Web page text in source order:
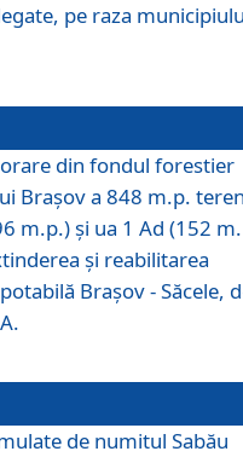
pe raza
din fondul forestier
Braşov a 848 m.p.
m.p.) şi ua 1 Ad (152
şi reabilitarea
Braşov - Săcele,
de numitul Sabău